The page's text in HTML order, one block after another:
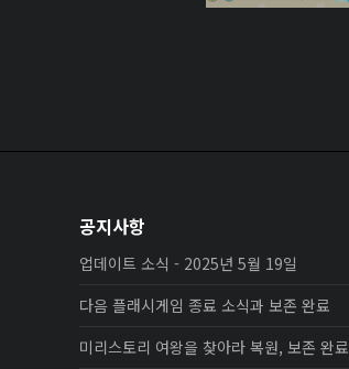
공지사항
업데이트 소식 - 2025년 5월 19일
다음 플래시게임 종료 소식과 보존 완료
미리스토리 여왕을 찾아라 복원, 보존 완료